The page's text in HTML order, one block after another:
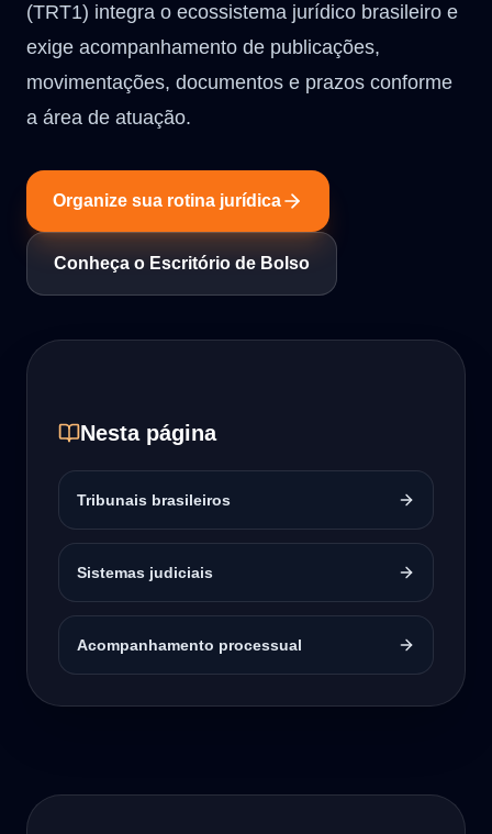
(TRT1) integra o ecossistema jurídico brasileiro e
exige acompanhamento de publicações,
movimentações, documentos e prazos conforme
a área de atuação.
Organize sua rotina jurídica
Conheça o Escritório de Bolso
Nesta página
Tribunais brasileiros
Sistemas judiciais
Acompanhamento processual